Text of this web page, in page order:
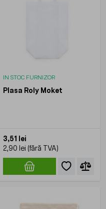
IN STOC FURNIZOR
Plasa Roly Moket
3,51 lei
2,90 lei